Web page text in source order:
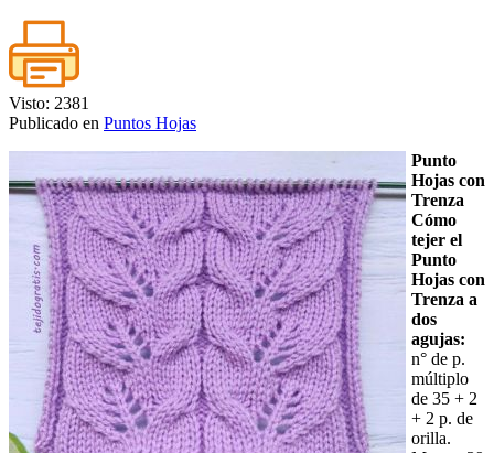
Visto: 2381
Publicado en Puntos Hojas
Punto
Hojas con
Trenza
Cómo
tejer el
Punto
Hojas con
Trenza a
dos
agujas:
n° de p.
múltiplo
de 35 + 2
+ 2 p. de
orilla.